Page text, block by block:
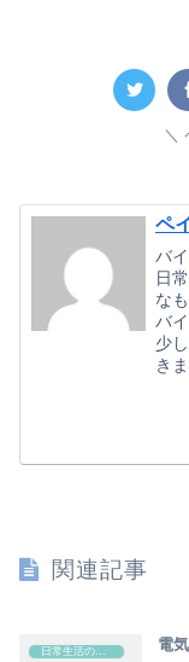
ペ
バ
日
なも
バ
少
き
関連記事
電